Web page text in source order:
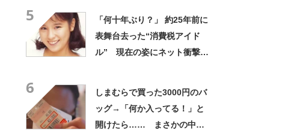
5
「何十年ぶり？」 約25年前に
表舞台去った“消費税アイド
ル” 現在の姿にネット衝撃
6
しまむらで買った3000円のバ
ッグ→「何か入ってる！」と
開けたら…… まさかの中身